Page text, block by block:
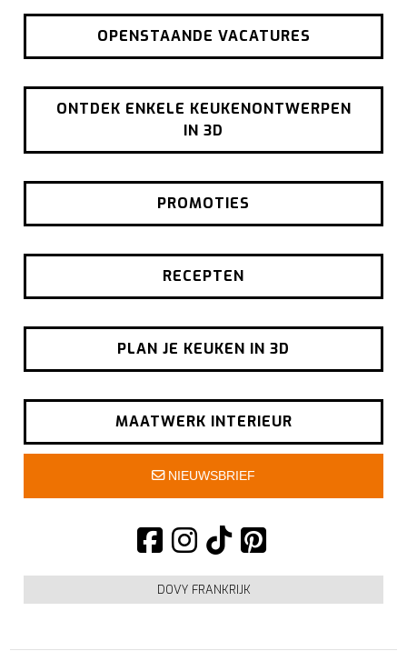
OPENSTAANDE VACATURES
ONTDEK ENKELE KEUKENONTWERPEN
IN 3D
PROMOTIES
RECEPTEN
PLAN JE KEUKEN IN 3D
MAATWERK INTERIEUR
NIEUWSBRIEF
DOVY FRANKRIJK